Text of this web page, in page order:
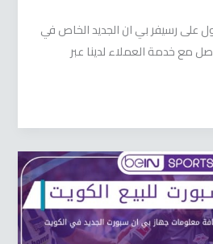
على رسيفر بي ان الجديد الخاص في
مع خدمة العملاء لدينا عبر